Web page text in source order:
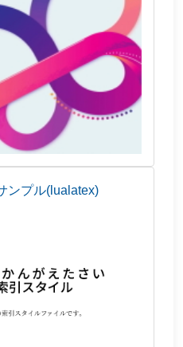
ンプル(lualatex)